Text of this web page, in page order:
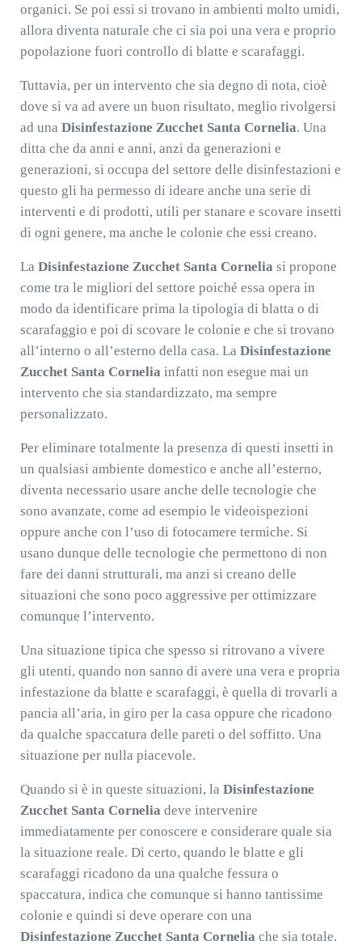
organici. Se poi essi si trovano in ambienti molto umidi,
allora diventa naturale che ci sia poi una vera e proprio
popolazione fuori controllo di blatte e scarafaggi.
Tuttavia, per un intervento che sia degno di nota, cioè
dove si va ad avere un buon risultato, meglio rivolgersi
ad una Disinfestazione Zucchet Santa Cornelia. Una
ditta che da anni e anni, anzi da generazioni e
generazioni, si occupa del settore delle disinfestazioni e
questo gli ha permesso di ideare anche una serie di
interventi e di prodotti, utili per stanare e scovare insetti
di ogni genere, ma anche le colonie che essi creano.
La Disinfestazione Zucchet Santa Cornelia si propone
come tra le migliori del settore poiché essa opera in
modo da identificare prima la tipologia di blatta o di
scarafaggio e poi di scovare le colonie e che si trovano
all’interno o all’esterno della casa. La Disinfestazione
Zucchet Santa Cornelia infatti non esegue mai un
intervento che sia standardizzato, ma sempre
personalizzato.
Per eliminare totalmente la presenza di questi insetti in
un qualsiasi ambiente domestico e anche all’esterno,
diventa necessario usare anche delle tecnologie che
sono avanzate, come ad esempio le videoispezioni
oppure anche con l’uso di fotocamere termiche. Si
usano dunque delle tecnologie che permettono di non
fare dei danni strutturali, ma anzi si creano delle
situazioni che sono poco aggressive per ottimizzare
comunque l’intervento.
Una situazione tipica che spesso si ritrovano a vivere
gli utenti, quando non sanno di avere una vera e propria
infestazione da blatte e scarafaggi, è quella di trovarli a
pancia all’aria, in giro per la casa oppure che ricadono
da qualche spaccatura delle pareti o del soffitto. Una
situazione per nulla piacevole.
Quando si è in queste situazioni, la Disinfestazione
Zucchet Santa Cornelia deve intervenire
immediatamente per conoscere e considerare quale sia
la situazione reale. Di certo, quando le blatte e gli
scarafaggi ricadono da una qualche fessura o
spaccatura, indica che comunque si hanno tantissime
colonie e quindi si deve operare con una
Disinfestazione Zucchet Santa Cornelia che sia totale.